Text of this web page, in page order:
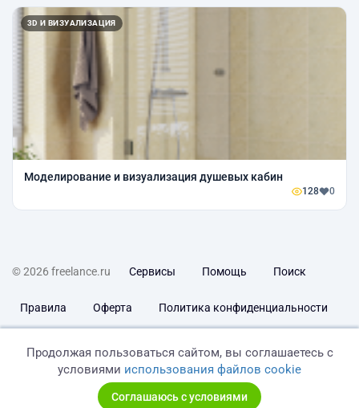
3D И ВИЗУАЛИЗАЦИЯ
Моделирование и визуализация душевых кабин
128 0
© 2026 freelance.ru Сервисы Помощь Поиск
Правила Оферта Политика конфиденциальности
Продолжая пользоваться сайтом, вы соглашаетесь с
условиями использования файлов cookie
Соглашаюсь с условиями